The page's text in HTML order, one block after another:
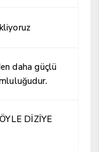
daha güçlü
DİZİYE